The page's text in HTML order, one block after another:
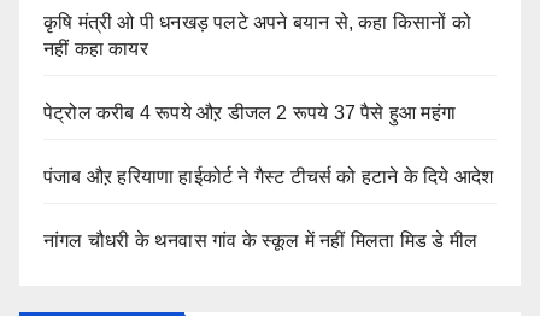
कृषि मंत्री ओ पी धनखड़ पलटे अपने बयान से, कहा किसानों को
नहीं कहा कायर
पेट्रोल करीब 4 रूपये औऱ डीजल 2 रूपये 37 पैसे हुआ महंगा
पंजाब औऱ हरियाणा हाईकोर्ट ने गैस्ट टीचर्स को हटाने के दिये आदेश
नांगल चौधरी के थनवास गांव के स्कूल में नहीं मिलता मिड डे मील